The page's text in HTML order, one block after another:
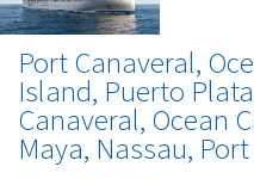
Port Canaveral,
Island, Puerto
Canaveral, Ocean
Maya, Nassau,